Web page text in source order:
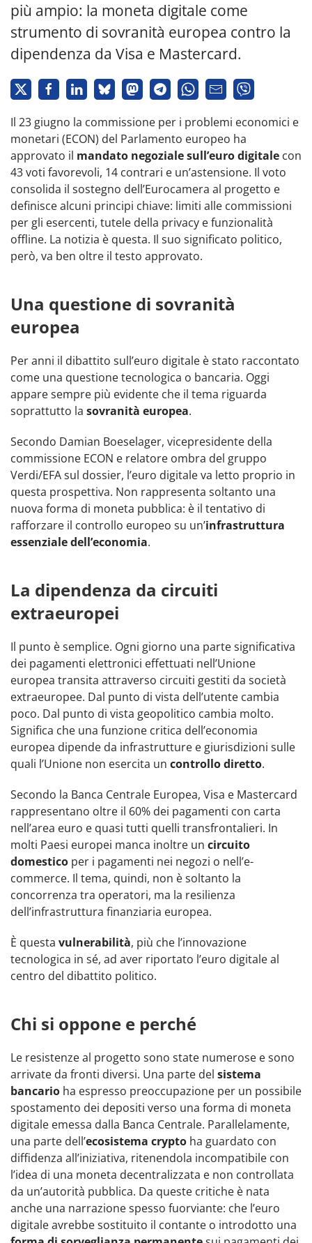
più ampio: la moneta digitale come
strumento di sovranità europea contro la
dipendenza da Visa e Mastercard.
Il 23 giugno la commissione per i problemi economici e
monetari (ECON) del Parlamento europeo ha
approvato il mandato negoziale sull’euro digitale con
43 voti favorevoli, 14 contrari e un’astensione. Il voto
consolida il sostegno dell’Eurocamera al progetto e
definisce alcuni principi chiave: limiti alle commissioni
per gli esercenti, tutele della privacy e funzionalità
offline. La notizia è questa. Il suo significato politico,
però, va ben oltre il testo approvato.
Una questione di sovranità
europea
Per anni il dibattito sull’euro digitale è stato raccontato
come una questione tecnologica o bancaria. Oggi
appare sempre più evidente che il tema riguarda
soprattutto la sovranità europea.
Secondo Damian Boeselager, vicepresidente della
commissione ECON e relatore ombra del gruppo
Verdi/EFA sul dossier, l’euro digitale va letto proprio in
questa prospettiva. Non rappresenta soltanto una
nuova forma di moneta pubblica: è il tentativo di
rafforzare il controllo europeo su un’infrastruttura
essenziale dell’economia.
La dipendenza da circuiti
extraeuropei
Il punto è semplice. Ogni giorno una parte significativa
dei pagamenti elettronici effettuati nell’Unione
europea transita attraverso circuiti gestiti da società
extraeuropee. Dal punto di vista dell’utente cambia
poco. Dal punto di vista geopolitico cambia molto.
Significa che una funzione critica dell’economia
europea dipende da infrastrutture e giurisdizioni sulle
quali l’Unione non esercita un controllo diretto.
Secondo la Banca Centrale Europea, Visa e Mastercard
rappresentano oltre il 60% dei pagamenti con carta
nell’area euro e quasi tutti quelli transfrontalieri. In
molti Paesi europei manca inoltre un circuito
domestico per i pagamenti nei negozi o nell’e-
commerce. Il tema, quindi, non è soltanto la
concorrenza tra operatori, ma la resilienza
dell’infrastruttura finanziaria europea.
È questa vulnerabilità, più che l’innovazione
tecnologica in sé, ad aver riportato l’euro digitale al
centro del dibattito politico.
Chi si oppone e perché
Le resistenze al progetto sono state numerose e sono
arrivate da fronti diversi. Una parte del sistema
bancario ha espresso preoccupazione per un possibile
spostamento dei depositi verso una forma di moneta
digitale emessa dalla Banca Centrale. Parallelamente,
una parte dell’ecosistema crypto ha guardato con
diffidenza all’iniziativa, ritenendola incompatibile con
l’idea di una moneta decentralizzata e non controllata
da un’autorità pubblica. Da queste critiche è nata
anche una narrazione spesso fuorviante: che l’euro
digitale avrebbe sostituito il contante o introdotto una